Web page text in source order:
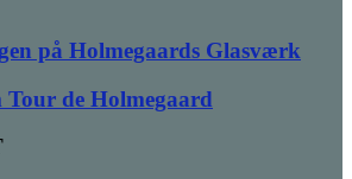
på Holmegaards Glasværk
Tour de Holmegaard